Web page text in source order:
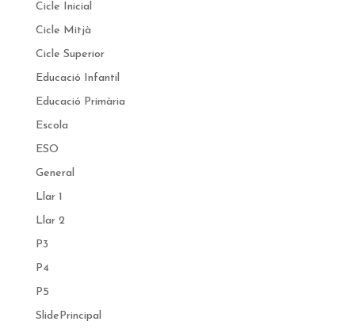
Cicle Inicial
Cicle Mitjà
Cicle Superior
Educació Infantil
Educació Primària
Escola
ESO
General
Llar 1
Llar 2
P3
P4
P5
SlidePrincipal